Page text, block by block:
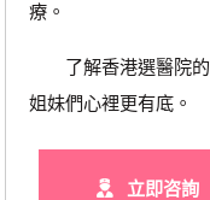
療。
了解香港選醫院的
姐妹們心裡更有底。
立即咨詢